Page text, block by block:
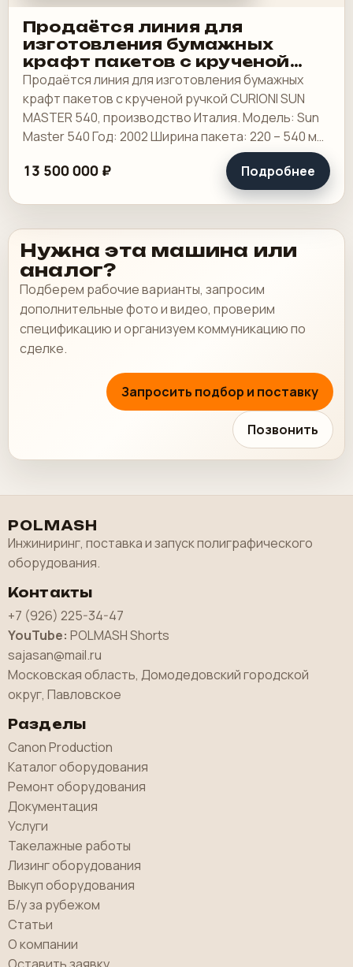
Продаётся линия для
изготовления бумажных
крафт пакетов с крученой
ручкой CURIONI SUN MASTER
540, производство Италия.
Модель: Sun Master 540 Год:
2002
Продаётся линия для изготовления бумажных
крафт пакетов с крученой ручкой CURIONI SUN
MASTER 540, производство Италия. Модель: Sun
Master 540 Год: 2002 Ширина пакета: 220 – 540 мм
Минимальная ширина пакета с ручкой: 240.
13 500 000 ₽ Подробнее
Нужна эта машина или
аналог?
Подберем рабочие варианты, запросим
дополнительные фото и видео, проверим
спецификацию и организуем коммуникацию по
сделке.
Запросить подбор и поставку
Позвонить
POLMASH
Инжиниринг, поставка и запуск полиграфического
оборудования.
Контакты
+7 (926) 225-34-47
YouTube: POLMASH Shorts
sajasan@mail.ru
Московская область, Домодедовский городской
округ, Павловское
Разделы
Canon Production
Каталог оборудования
Ремонт оборудования
Документация
Услуги
Такелажные работы
Лизинг оборудования
Выкуп оборудования
Б/у за рубежом
Статьи
О компании
Оставить заявку